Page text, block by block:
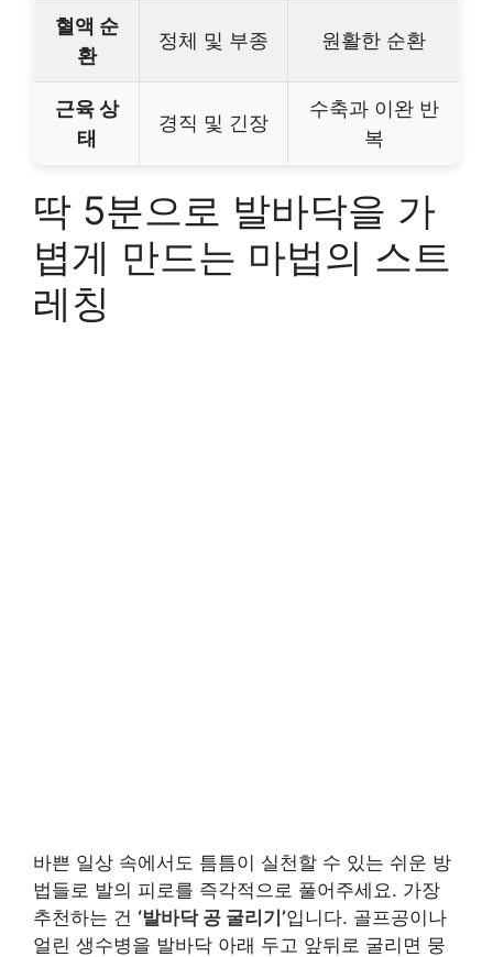
혈액 순
환
정체 및 부종 원활한 순환
근육 상
태
경직 및 긴장
수축과 이완 반
복
딱 5분으로 발바닥을 가
볍게 만드는 마법의 스트
레칭
바쁜 일상 속에서도 틈틈이 실천할 수 있는 쉬운 방
법들로 발의 피로를 즉각적으로 풀어주세요. 가장
추천하는 건 ‘발바닥 공 굴리기’입니다. 골프공이나
얼린 생수병을 발바닥 아래 두고 앞뒤로 굴리면 뭉